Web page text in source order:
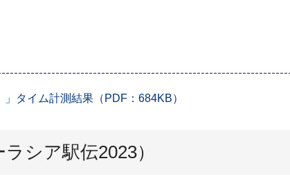
タイム計測結果（PDF：684KB）
シア駅伝2023）